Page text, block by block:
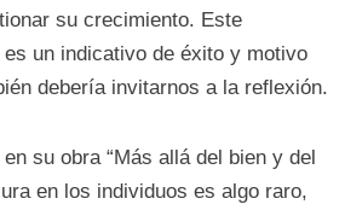
su crecimiento. Este
un indicativo de éxito y motivo
debería invitarnos a la reflexión.
su obra “Más allá del bien y del
en los individuos es algo raro,